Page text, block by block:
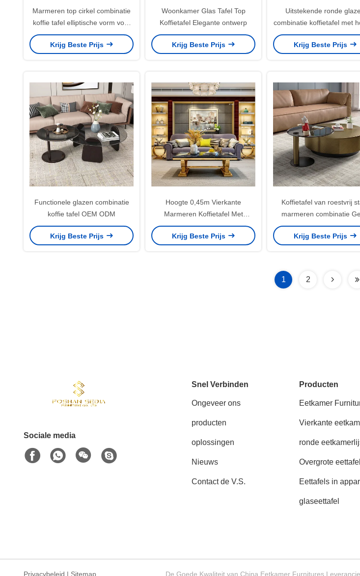
Marmeren top cirkel combinatie
koffie tafel elliptische vorm voor
appartement
Krijg Beste Prijs
Woonkamer Glas Tafel Top
Koffietafel Elegante ontwerp
Krijg Beste Prijs
Uitstekende ronde
combinatie koffietafel met
been
Krijg Beste Prijs
Functionele glazen combinatie
koffie tafel OEM ODM
Krijg Beste Prijs
Hoogte 0,45m Vierkante
Marmeren Koffietafel Met
Edelstaal Benen
Krijg Beste Prijs
Koffietafel van roestvrij
marmeren combinatie
opslag
Krijg Beste Prijs
1 2
Sociale media
Snel Verbinden
Ongeveer ons
producten
oplossingen
Nieuws
Contact de V.S.
Producten
Eetkamer
Vierkante
ronde
Overgrote eettafel
Eettafels in
glaseettafel
Privacybeleid | Sitemap De Goede Kwaliteit van China Eetkamer Furnitures